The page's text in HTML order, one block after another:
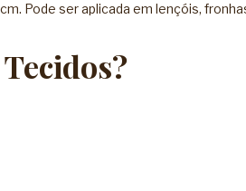
Pode ser aplicada em lençóis,